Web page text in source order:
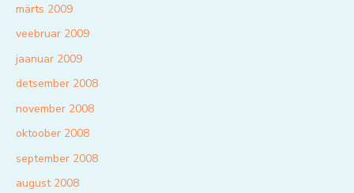
märts 2009
veebruar 2009
jaanuar 2009
detsember 2008
november 2008
oktoober 2008
september 2008
august 2008